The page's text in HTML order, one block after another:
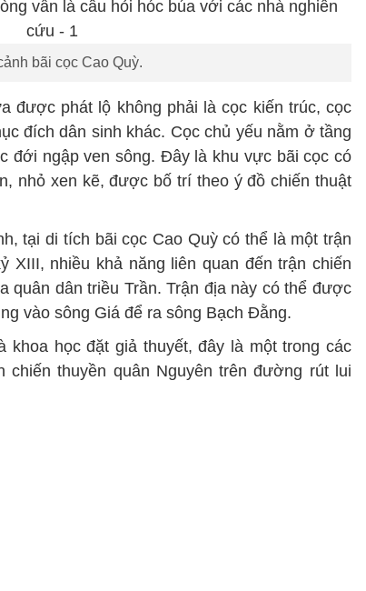
bãi cọc Cao Quỳ.
được phát lộ không phải là cọc kiến trúc, cọc
đích dân sinh khác. Cọc chủ yếu nằm ở tầng
đới ngập ven sông. Đây là khu vực bãi cọc có
nhỏ xen kẽ, được bố trí theo ý đồ chiến thuật
tại di tích bãi cọc Cao Quỳ có thể là một trận
XIII, nhiều khả năng liên quan đến trận chiến
quân dân triều Trần. Trận địa này có thể được
vào sông Giá để ra sông Bạch Đằng.
học đặt giả thuyết, đây là một trong các
chiến thuyền quân Nguyên trên đường rút lui